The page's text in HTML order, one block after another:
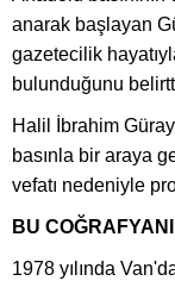
anarak başlayan
gazetecilik
bulunduğunu
Halil İbrahim
basınla bir araya
vefatı nedeniyle
BU
1978 yılında